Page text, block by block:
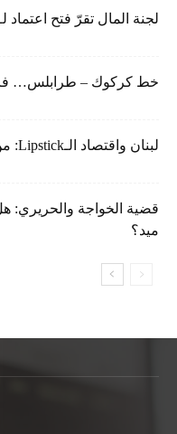
لجنة المال تقرّ فتح اعتماد
خط كركوك – طرابلس…
لبنان واقتصاد الـLipstick: من الاستثمار إلى التجميل والرفاهية
قضية الخواجة والحريري:
ميد؟